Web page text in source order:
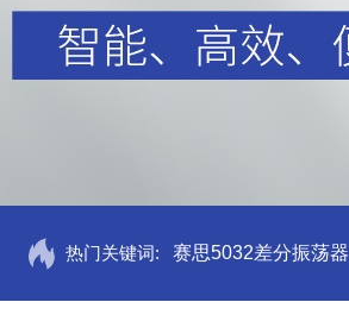
热门关键词: 赛思5032差分振荡器